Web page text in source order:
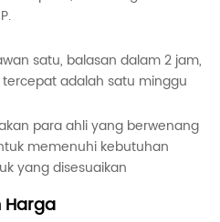
satu, balasan dalam 2 jam,
adalah satu minggu
para ahli yang berwenang
memenuhi kebutuhan
yang disesuaikan